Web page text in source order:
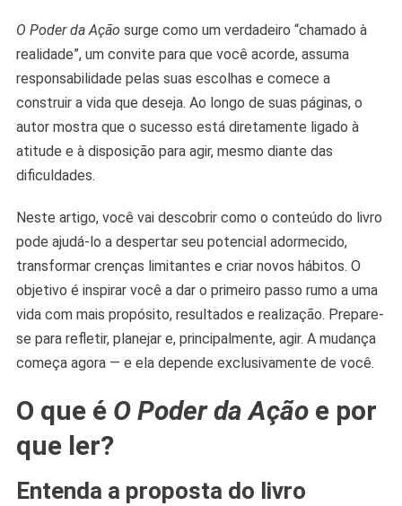
O Poder da Ação surge como um verdadeiro “chamado à
realidade”, um convite para que você acorde, assuma
responsabilidade pelas suas escolhas e comece a
construir a vida que deseja. Ao longo de suas páginas, o
autor mostra que o sucesso está diretamente ligado à
atitude e à disposição para agir, mesmo diante das
dificuldades.
Neste artigo, você vai descobrir como o conteúdo do livro
pode ajudá-lo a despertar seu potencial adormecido,
transformar crenças limitantes e criar novos hábitos. O
objetivo é inspirar você a dar o primeiro passo rumo a uma
vida com mais propósito, resultados e realização. Prepare-
se para refletir, planejar e, principalmente, agir. A mudança
começa agora — e ela depende exclusivamente de você.
O que é O Poder da Açãoe por
que ler?
Entenda a proposta do livro